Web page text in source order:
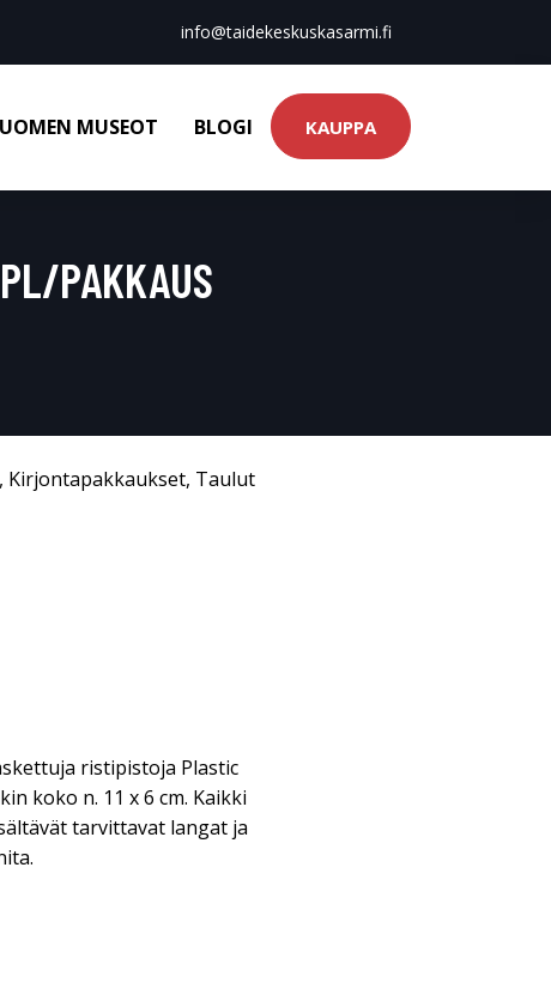
info@taidekeskuskasarmi.fi
MUSEOT BLOGI KAUPPA
PAKKAUS
, Kirjontapakkaukset, Taulut
ristipistoja Plastic
koko n. 11 x 6 cm. Kaikki
tarvittavat langat ja